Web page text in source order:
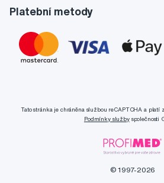
Platební metody
Tato stránka je chráněna službou reCAPTCHA a platí
Podmínky službyspolečnosti
© 1997-2026